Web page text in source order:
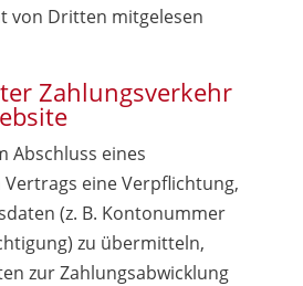
von Dritten mitgelesen
Zahlungsverkehr
Abschluss eines
eine Verpflichtung,
(z. B. Kontonummer
zu übermitteln,
zur Zahlungsabwicklung